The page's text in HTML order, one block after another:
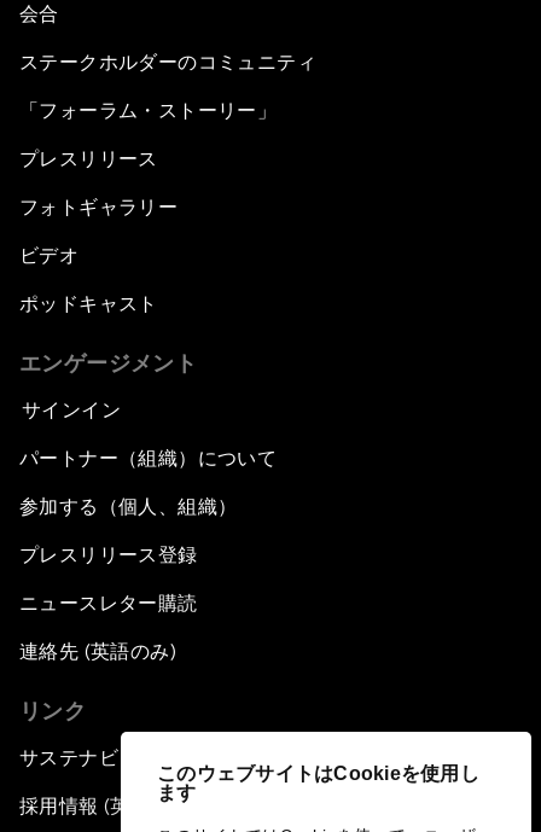
このウェブサイトはCookieを使用し
ます
会合
ステークホルダーのコミュニティ
「フォーラム・ストーリー」
プレスリリース
フォトギャラリー
ビデオ
ポッドキャスト
エンゲージメント
サインイン
パートナー（組織）について
参加する（個人、組織）
プレスリリース登録
ニュースレター購読
連絡先 (英語のみ)
リンク
サステナビリティへの取り組み
採用情報 (英語のみ)